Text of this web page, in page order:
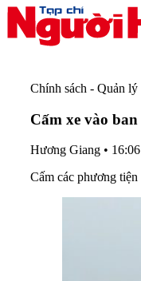
Chính sách - Quản lý
Cấm xe vào
Hương Giang •
Cấm các phương